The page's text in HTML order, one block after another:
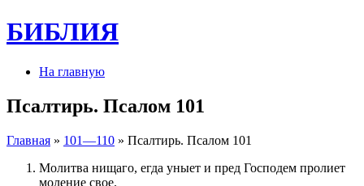
БИБЛИЯ
На главную
Псалтирь. Псалом 101
Главная » 101—110 » Псалтирь. Псалом 101
Молитва нищаго, егда уныет и пред Господем пролиет
моление свое.